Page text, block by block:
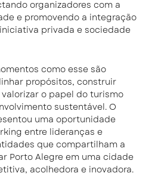
organizadores com a
e promovendo a integração
privada e sociedade
como esse são
propósitos, construir
o papel do turismo
sustentável. O
uma oportunidade
entre lideranças e
que compartilham a
Porto Alegre em uma cidade
acolhedora e inovadora.